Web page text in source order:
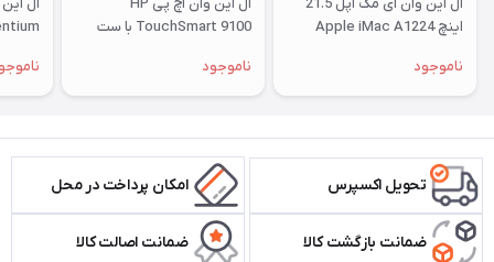
آل این وان آی مک اپل 21.5
اینچ Apple iMac A1224
ناموجود
آل این وان اچ پی HP
TouchSmart 9100 با ست
ناموجود
تحویل اکسپرس امکان پرداخت در محل
ضمانت بازگشت کالا ضمانت اصالت کالا